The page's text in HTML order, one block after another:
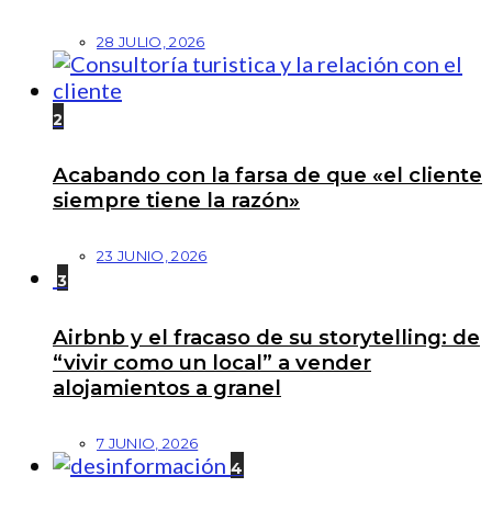
28 JULIO, 2026
2
Acabando con la farsa de que «el cliente
siempre tiene la razón»
23 JUNIO, 2026
3
Airbnb y el fracaso de su storytelling: de
“vivir como un local” a vender
alojamientos a granel
7 JUNIO, 2026
4